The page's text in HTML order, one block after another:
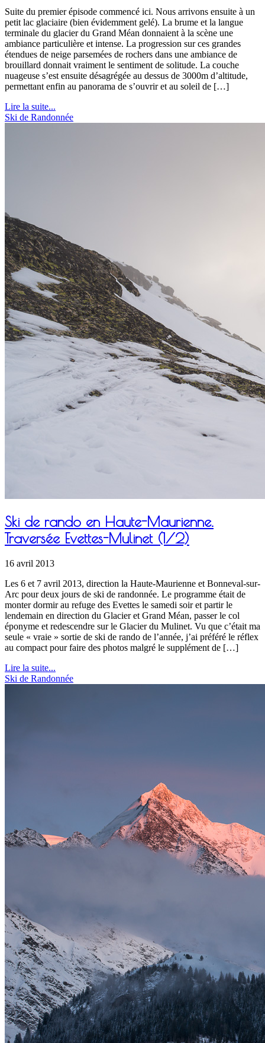
Suite du premier épisode commencé ici. Nous arrivons ensuite à un
petit lac glaciaire (bien évidemment gelé). La brume et la langue
terminale du glacier du Grand Méan donnaient à la scène une
ambiance particulière et intense. La progression sur ces grandes
étendues de neige parsemées de rochers dans une ambiance de
brouillard donnait vraiment le sentiment de solitude. La couche
nuageuse s’est ensuite désagrégée au dessus de 3000m d’altitude,
permettant enfin au panorama de s’ouvrir et au soleil de […]
Lire la suite...
Ski de Randonnée
Ski de rando en Haute-Maurienne.
Traversée Evettes-Mulinet (1/2)
16 avril 2013
Les 6 et 7 avril 2013, direction la Haute-Maurienne et Bonneval-sur-
Arc pour deux jours de ski de randonnée. Le programme était de
monter dormir au refuge des Evettes le samedi soir et partir le
lendemain en direction du Glacier et Grand Méan, passer le col
éponyme et redescendre sur le Glacier du Mulinet. Vu que c’était ma
seule « vraie » sortie de ski de rando de l’année, j’ai préféré le réflex
au compact pour faire des photos malgré le supplément de […]
Lire la suite...
Ski de Randonnée